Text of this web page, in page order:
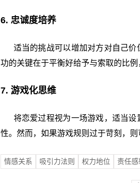
6. 忠诚度培养
适当的挑战可以增加对方对自己价
功的关键在于平衡好给予与索取的比例
7. 游戏化思维
将恋爱过程视为一场游戏，适当设
性。然而，如果游戏规则过于苛刻，则
情感关系 吸引力法则 权力地位 责任感